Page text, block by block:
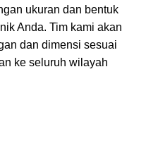
ukuran dan bentuk
Anda. Tim kami akan
dan dimensi sesuai
ke seluruh wilayah